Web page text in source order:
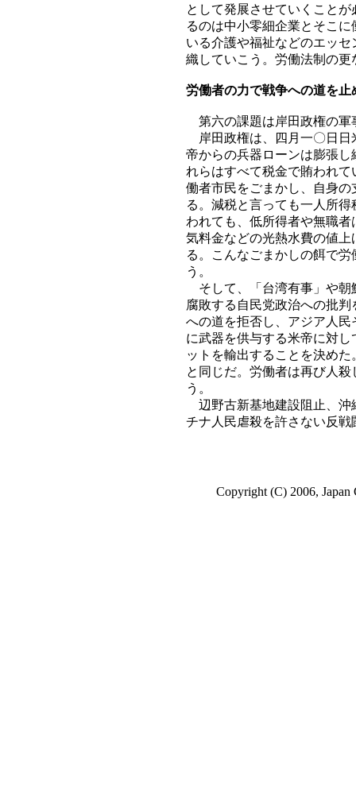
として発展させていくこと
るのは中小零細企業とそこ
いる介護や福祉などのエッ
織していこう。労働法制の
労働者の力で戦争への道を止
第六の課題は岸田政権の軍
岸田政権は、四月一〇日日
帝からの兵器ローンは膨張
れらはすべて税金で賄われ
働者市民をごまかし、自身
る。減税と言っても一人所
われても、低所得者や無職
気料金などの光熱水費の値
る。こんなごまかしの餌で
う。
そして、「台湾有事」や朝
腐敗する自民党政治への批
への道を拒否し、アジア人
に武器を供与する米帝に対
ットを輸出することを決め
と同じだ。労働者は再び人
う。
辺野古新基地建設阻止、沖
チナ人民虐殺を許さない反
Copyright (C) 2006, Japan